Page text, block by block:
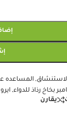
, المساعده
بخاخ رذاذ للدواء,
يقارن